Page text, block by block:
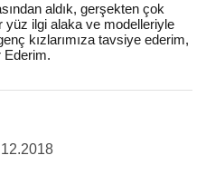
aldık, gerşekten çok
yüz ilgi alaka ve modelleriyle
kızlarımıza tavsiye ederim,
Ederim.